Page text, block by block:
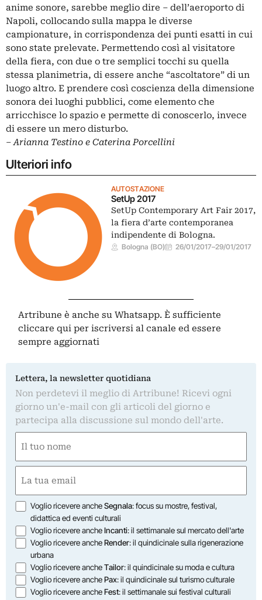
anime sonore, sarebbe meglio dire – dell’aeroporto di
Napoli, collocando sulla mappa le diverse
campionature, in corrispondenza dei punti esatti in cui
sono state prelevate. Permettendo così al visitatore
della fiera, con due o tre semplici tocchi su quella
stessa planimetria, di essere anche “ascoltatore” di un
luogo altro. E prendere così coscienza della dimensione
sonora dei luoghi pubblici, come elemento che
arricchisce lo spazio e permette di conoscerlo, invece
di essere un mero disturbo.
– Arianna Testino e Caterina Porcellini
Ulteriori info
AUTOSTAZIONE
SetUp 2017
SetUp Contemporary Art Fair 2017,
la fiera d’arte contemporanea
indipendente di Bologna.
Bologna (BO) 26/01/2017–29/01/2017
Artribune è anche su Whatsapp. È sufficiente
cliccare qui per iscriversi al canale ed essere
sempre aggiornati
Lettera, la newsletter quotidiana
Non perdetevi il meglio di Artribune! Ricevi ogni
giorno un'e-mail con gli articoli del giorno e
partecipa alla discussione sul mondo dell'arte.
(Required)
First
(Required)
Opzioni
Voglio ricevere ancheSegnala: focus su mostre, festival,
didattica ed eventi culturali
Voglio ricevere ancheIncanti: il settimanale sul mercato dell'arte
Voglio ricevere ancheRender: il quindicinale sulla rigenerazione
urbana
Voglio ricevere ancheTailor: il quindicinale su moda e cultura
Voglio ricevere anchePax: il quindicinale sul turismo culturale
Voglio ricevere ancheFest: il settimanale sui festival culturali